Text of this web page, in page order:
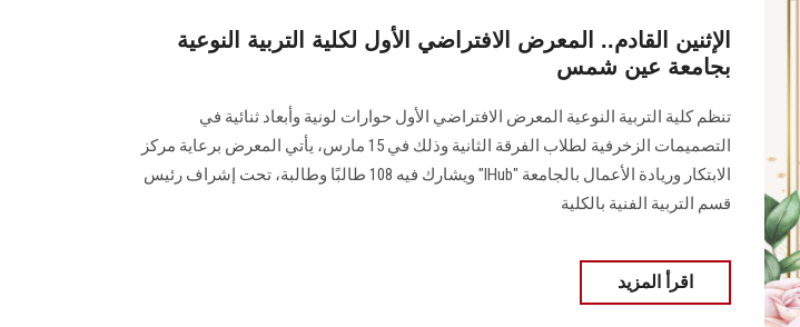
الإثنين القادم.. المعرض الافتراضي الأول لكلية التربية النوعية
بجامعة عين شمس
تنظم كلية التربية النوعية المعرض الافتراضي الأول حوارات لونية وأبعاد ثنائية في
التصميمات الزخرفية لطلاب الفرقة الثانية وذلك في 15 مارس، يأتي المعرض برعاية مركز
الابتكار وريادة الأعمال بالجامعة "IHub" ويشارك فيه 108 طالبًا وطالبة، تحت إشراف رئيس
قسم التربية الفنية بالكلية
اقرأ المزيد